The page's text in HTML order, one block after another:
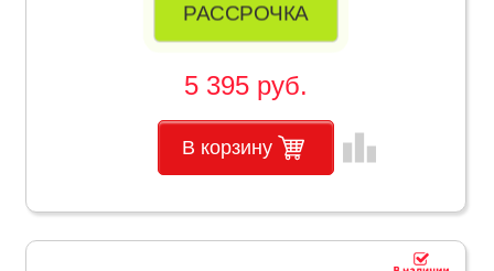
РАССРОЧКА
5 395 руб.
В корзину leaderboard